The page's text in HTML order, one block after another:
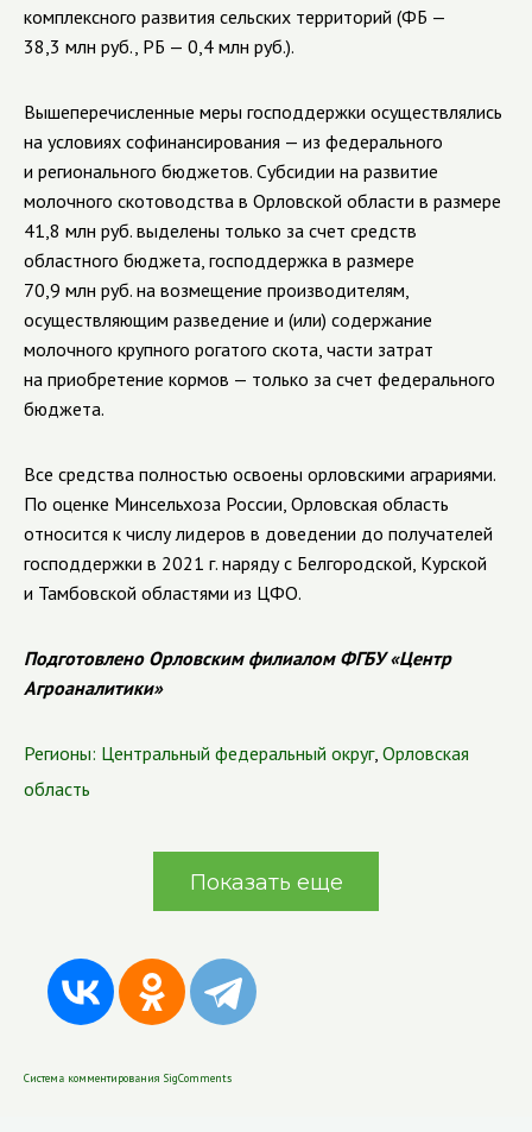
комплексного развития сельских территорий (ФБ —
38,3 млн руб., РБ — 0,4 млн руб.).
Вышеперечисленные меры господдержки осуществлялись
на условиях софинансирования — из федерального
и регионального бюджетов. Субсидии на развитие
молочного скотоводства в Орловской области в размере
41,8 млн руб. выделены только за счет средств
областного бюджета, господдержка в размере
70,9 млн руб. на возмещение производителям,
осуществляющим разведение и (или) содержание
молочного крупного рогатого скота, части затрат
на приобретение кормов — только за счет федерального
бюджета.
Все средства полностью освоены орловскими аграриями.
По оценке Минсельхоза России, Орловская область
относится к числу лидеров в доведении до получателей
господдержки в 2021 г. наряду с Белгородской, Курской
и Тамбовской областями из ЦФО.
Подготовлено Орловским филиалом ФГБУ «Центр
Агроаналитики»
Регионы: Центральный федеральный округ, Орловская
область
Показать еще
Система комментирования SigComments